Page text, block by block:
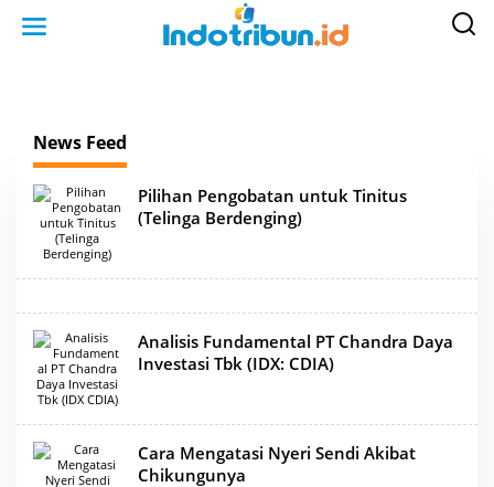
News Feed
Pilihan Pengobatan untuk Tinitus
(Telinga Berdenging)
Analisis Fundamental PT Chandra Daya
Investasi Tbk (IDX: CDIA)
Cara Mengatasi Nyeri Sendi Akibat
Chikungunya